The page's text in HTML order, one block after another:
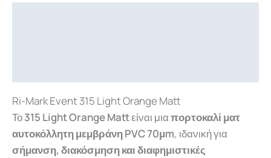
Ri-Mark Event 315 Light Orange Matt
Το315 Light Orange Mattείναι μιαπορτοκαλί ματ
αυτοκόλλητη μεμβράνη PVC 70μm, ιδανική για
σήμανση, διακόσμηση και διαφημιστικές